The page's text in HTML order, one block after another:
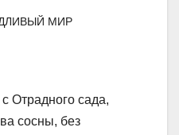
МИР
Отрадного сада,
сосны, без